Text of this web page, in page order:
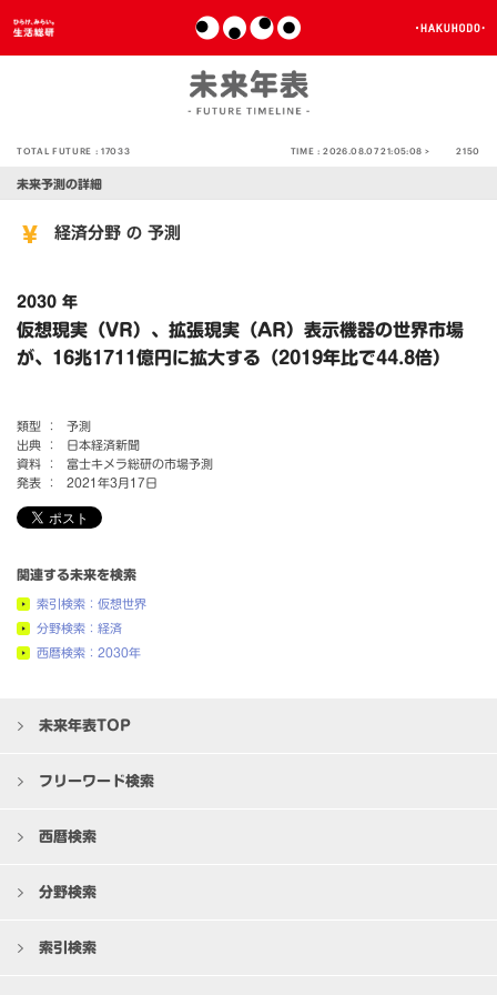
TOTAL FUTURE :17033 TIME :2026.08.07 21:05:08 > 2150
未来予測の詳細
経済分野 の 予測
2030 年
仮想現実（VR）、拡張現実（AR）表示機器の世界市場
が、16兆1711億円に拡大する（2019年比で44.8倍）
類型 ：
予測
出典 ：
日本経済新聞
資料 ：
富士キメラ総研の市場予測
発表 ：
2021年3月17日
関連する未来を検索
索引検索：仮想世界
分野検索：経済
西暦検索：2030年
未来年表TOP
フリーワード検索
西暦検索
分野検索
索引検索